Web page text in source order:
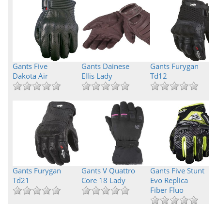
Gants Five
Dakota Air
Gants Dainese
Ellis Lady
Gants Furygan
Td12
Gants Furygan
Td21
Gants V Quattro
Core 18 Lady
Gants Five Stunt
Evo Replica
Fiber Fluo